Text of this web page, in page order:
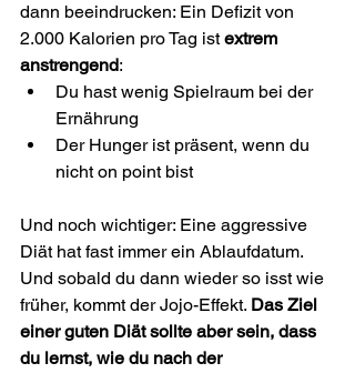
dann beeindrucken: Ein Defizit von
2.000 Kalorien pro Tag ist extrem
anstrengend:
Du hast wenig Spielraum bei der
Ernährung
Der Hunger ist präsent, wenn du
nicht on point bist
Und noch wichtiger: Eine aggressive
Diät hat fast immer ein Ablaufdatum.
Und sobald du dann wieder so isst wie
früher, kommt der Jojo-Effekt. Das Ziel
einer guten Diät sollte aber sein, dass
du lernst, wie du nach der